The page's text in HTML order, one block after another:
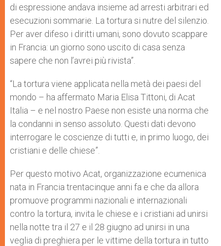
di espressione andava insieme ad arresti arbitrari ed
esecuzioni sommarie. La tortura si nutre del silenzio.
Per aver difeso i diritti umani, sono dovuto scappare
in Francia: un giorno sono uscito di casa senza
sapere che non l’avrei più rivista”.
“La tortura viene applicata nella metà dei paesi del
mondo – ha affermato Maria Elisa Tittoni, di Acat
Italia – e nel nostro Paese non esiste una norma che
la condanni in senso assoluto. Questi dati devono
interrogare le coscienze di tutti e, in primo luogo, dei
cristiani e delle chiese”.
Per questo motivo Acat, organizzazione ecumenica
nata in Francia trentacinque anni fa e che da allora
promuove programmi nazionali e internazionali
contro la tortura, invita le chiese e i cristiani ad unirsi
nella notte tra il 27 e il 28 giugno ad unirsi in una
veglia di preghiera per le vittime della tortura in tutto